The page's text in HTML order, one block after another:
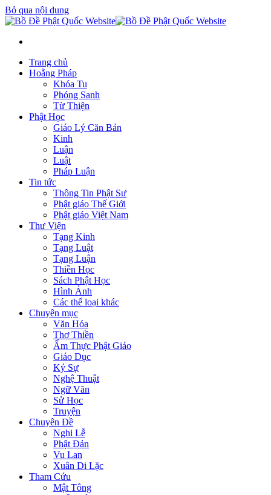
Bỏ qua nội dung
Trang chủ
Hoằng Pháp
Khóa Tu
Phóng Sanh
Từ Thiện
Phật Học
Giáo Lý Căn Bản
Kinh
Luận
Luật
Pháp Luận
Tin tức
Thông Tin Phật Sư
Phật giáo Thế Giới
Phật giáo Việt Nam
Thư Viện
Tạng Kinh
Tạng Luật
Tạng Luận
Thiền Học
Sách Phật Học
Hình Ảnh
Các thể loại khác
Chuyên mục
Văn Hóa
Thơ Thiền
Ẩm Thực Phật Giáo
Giáo Dục
Ký Sự
Nghệ Thuật
Ngữ Văn
Sử Học
Truyện
Chuyên Đề
Nghi Lễ
Phật Đản
Vu Lan
Xuân Di Lặc
Tham Cứu
Mật Tông